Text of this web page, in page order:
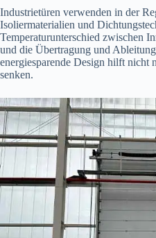
Industrietüren verwenden in der
Isoliermaterialien und
Temperaturunterschied zwischen
und die Übertragung und
energiesparende Design hilft nicht
senken.